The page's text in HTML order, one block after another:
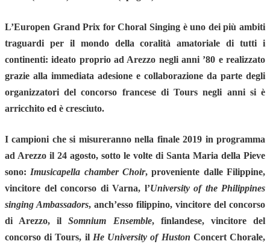
L’Europen Grand Prix for Choral Singing è uno dei più ambiti
traguardi per il mondo della coralità amatoriale di tutti i
continenti: ideato proprio ad Arezzo negli anni ’80 e realizzato
grazie alla immediata adesione e collaborazione da parte degli
organizzatori del concorso francese di Tours negli anni si è
arricchito ed è cresciuto.
I campioni che si misureranno nella finale 2019 in programma
ad Arezzo il 24 agosto, sotto le volte di Santa Maria della Pieve
sono: Imusicapella chamber Choir, proveniente dalle Filippine,
vincitore del concorso di Varna, l’University of the Philippines
singing Ambassadors, anch’esso filippino, vincitore del concorso
di Arezzo, ilSomnium Ensemble, finlandese, vincitore del
concorso di Tours, il He University of Huston Concert Chorale,